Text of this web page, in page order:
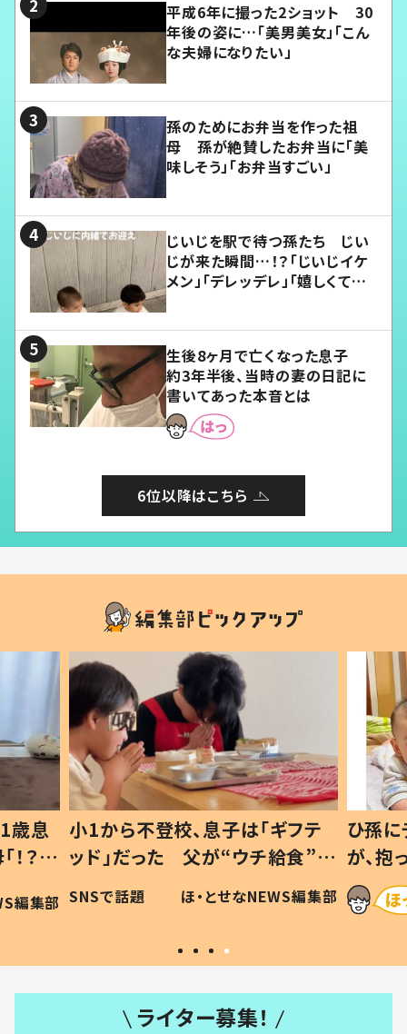
平成6年に撮った2ショット 30
年後の姿に…「美男美女」「こん
な夫婦になりたい」
孫のためにお弁当を作った祖
母 孫が絶賛したお弁当に「美
味しそう」「お弁当すごい」
じいじを駅で待つ孫たち じい
じが来た瞬間…！？「じいじイケ
メン」「デレッデレ」「嬉しくて可
生後8ヶ月で亡くなった息子
約3年半後、当時の妻の日記に
書いてあった本音とは
6位以降はこちら
歳息
？」
編集部
小1から不登校、息子は「ギフテ
ッド」だった 父が“ウチ給食”を
作り続ける理由とは #令和の親
#令和の子
SNSで話題 ほ・とせなNEWS編集部
ひ孫
が、
「涙が
い」
ライター募集！